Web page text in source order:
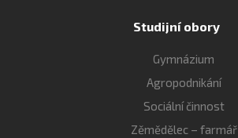
Studijní obory
Gymnázium
Agropodnikání
Sociální činnost
Zěmědělec – farmář